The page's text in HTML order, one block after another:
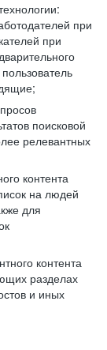
при
при
поисковой
релевантных
контента
на людей
для
контента
разделах
и иных